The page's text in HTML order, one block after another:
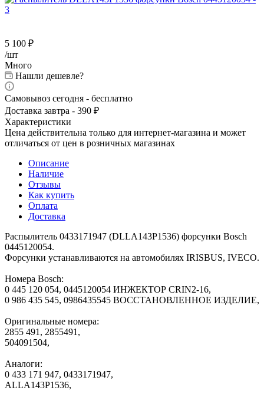
5 100 ₽
/шт
Много
Нашли дешевле?
Самовывоз сегодня - бесплатно
Доставка завтра - 390 ₽
Характеристики
Цена действительна только для интернет-магазина и может
отличаться от цен в розничных магазинах
Описание
Наличие
Отзывы
Как купить
Оплата
Доставка
Распылитель 0433171947 (DLLA143P1536) форсунки Bosch
0445120054.
Форсунки устанавливаются на автомобилях IRISBUS, IVECO.
Номера Bosch:
0 445 120 054, 0445120054 ИНЖЕКТОР CRIN2-16,
0 986 435 545, 0986435545 ВОССТАНОВЛЕННОЕ ИЗДЕЛИЕ,
Оригинальные номера:
2855 491, 2855491,
504091504,
Аналоги:
0 433 171 947, 0433171947,
ALLA143P1536,